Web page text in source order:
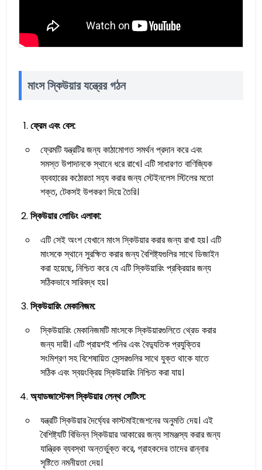
মাংস স্কিউয়ার যন্ত্রের গঠন
ফ্রেম এবং বেস:
ফ্রেমটি যন্ত্রটির জন্য কাঠামোগত সমর্থন প্রদান করে এবং
সমস্ত উপাদানকে স্থানে ধরে রাখে। এটি সাধারণত বাণিজ্যিক
ব্যবহারের কঠোরতা সহ্য করার জন্য স্টেইনলেস স্টিলের মতো
শক্ত, টেকসই উপকরণ দিয়ে তৈরি।
স্কিউয়ার লোডিং এলাকা:
এটি সেই অংশ যেখানে মাংস স্কিউয়ার করার জন্য রাখা হয়। এটি
মাংসকে স্থানে সুরক্ষিত করার জন্য বৈশিষ্ট্যগুলির সাথে ডিজাইন
করা হয়েছে, নিশ্চিত করে যে এটি স্কিউয়ারিং প্রক্রিয়ার জন্য
সঠিকভাবে সারিবদ্ধ হয়।
স্কিউয়ারিং মেকানিজম:
স্কিউয়ারিং মেকানিজমটি মাংসকে স্কিউয়ারগুলিতে থ্রেড করার
জন্য দায়ী। এটি প্রায়শই পনির এবং বৈদ্যুতিক প্রযুক্তির
সংমিশ্রণ সহ বিশেষায়িত সেন্সরগুলির সাথে যুক্ত থাকে যাতে
সঠিক এবং স্বয়ংক্রিয় স্কিউয়ারিং নিশ্চিত করা যায়।
অ্যাডজাস্টেবল স্কিউয়ার লেন্থ সেটিংস:
যন্ত্রটি স্কিউয়ার দৈর্ঘ্যের কাস্টমাইজেশনের অনুমতি দেয়। এই
বৈশিষ্ট্যটি বিভিন্ন স্কিউয়ার আকারের জন্য সামঞ্জস্য করার জন্য
যান্ত্রিক ব্যবস্থা অন্তর্ভুক্ত করে, গ্রাহকদের তাদের রান্নার
সৃষ্টিতে নমনীয়তা দেয়।